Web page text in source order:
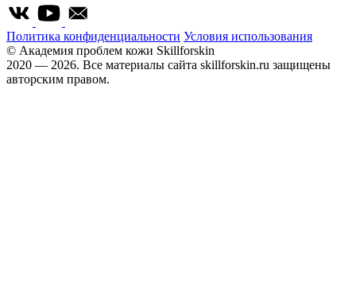
Политика конфиденциальности Условия использования
© Академия проблем кожи Skillforskin
2020 — 2026. Все материалы сайта skillforskin.ru защищены
авторским правом.